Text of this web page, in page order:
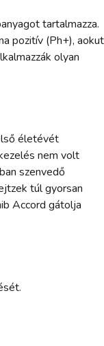
tartalmazza.
pozitív (Ph+), aokut
olyan
életévét
nem volt
szenvedő
túl gyorsan
Accord gátolja